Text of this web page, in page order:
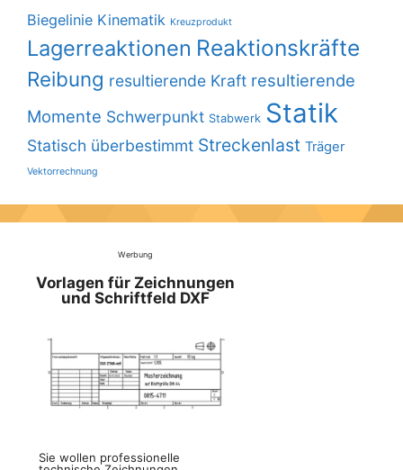
Biegelinie Kinematik Kreuzprodukt
Lagerreaktionen Reaktionskräfte
Reibung resultierende Kraft resultierende
Momente Schwerpunkt Stabwerk Statik
Statisch überbestimmt Streckenlast Träger
Vektorrechnung
Werbung
Vorlagen für Zeichnungen
und Schriftfeld DXF
Sie wollen professionelle